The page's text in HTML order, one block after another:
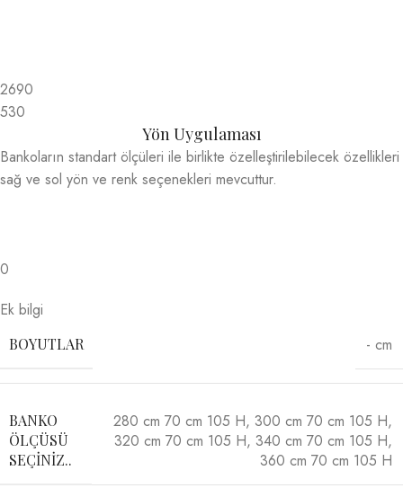
2690
530
Yön Uygulaması
Bankoların standart ölçüleri ile birlikte özelleştirilebilecek özellikleri
sağ ve sol yön ve renk seçenekleri mevcuttur.
0
Ek bilgi
BOYUTLAR - cm
BANKO
ÖLÇÜSÜ
SEÇINIZ..
280 cm 70 cm 105 H, 300 cm 70 cm 105 H,
320 cm 70 cm 105 H, 340 cm 70 cm 105 H,
360 cm 70 cm 105 H